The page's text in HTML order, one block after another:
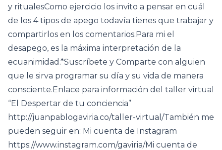
y ritualesComo ejercicio los invito a pensar en cuál
de los 4 tipos de apego todavía tienes que trabajar y
compartirlos en los comentarios.Para mi el
desapego, es la máxima interpretación de la
ecuanimidad.*Suscríbete y Comparte con alguien
que le sirva programar su día y su vida de manera
consciente.Enlace para información del taller virtual
“El Despertar de tu conciencia”
http://juanpablogaviria.co/taller-virtual/También me
pueden seguir en: Mi cuenta de Instagram
https://www.instagram.com/gaviria/Mi cuenta de